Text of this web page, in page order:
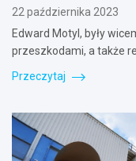
22 października 2023
Edward Motyl, były
przeszkodami, a także
Przeczytaj